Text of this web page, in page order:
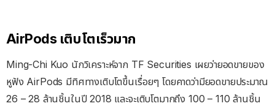
AirPods เติบโตเร็วมาก
Ming-Chi Kuo นักวิเคราะห์จาก TF Securities เผยว่ายอดขายของ
หูฟัง AirPods มีทิศทางเติบโตขึ้นเรื่อยๆ โดยคาดว่ามียอดขายประมาณ
26 – 28 ล้านชิ้นในปี 2018 และจะเติบโตมากถึง 100 – 110 ล้านชิ้น